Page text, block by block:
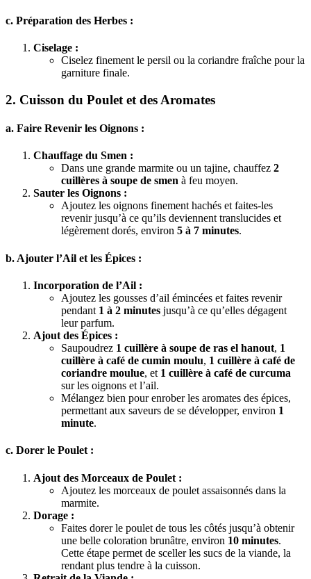
c. Préparation des Herbes :
Ciselage :
Ciselez finement le persil ou la coriandre fraîche pour la
garniture finale.
2. Cuisson du Poulet et des Aromates
a. Faire Revenir les Oignons :
Chauffage du Smen :
Dans une grande marmite ou un tajine, chauffez 2
cuillères à soupe de smen à feu moyen.
Sauter les Oignons :
Ajoutez les oignons finement hachés et faites-les
revenir jusqu’à ce qu’ils deviennent translucides et
légèrement dorés, environ 5 à 7 minutes.
b. Ajouter l’Ail et les Épices :
Incorporation de l’Ail :
Ajoutez les gousses d’ail émincées et faites revenir
pendant 1 à 2 minutes jusqu’à ce qu’elles dégagent
leur parfum.
Ajout des Épices :
Saupoudrez 1 cuillère à soupe de ras el hanout, 1
cuillère à café de cumin moulu, 1 cuillère à café de
coriandre moulue, et 1 cuillère à café de curcuma
sur les oignons et l’ail.
Mélangez bien pour enrober les aromates des épices,
permettant aux saveurs de se développer, environ 1
minute.
c. Dorer le Poulet :
Ajout des Morceaux de Poulet :
Ajoutez les morceaux de poulet assaisonnés dans la
marmite.
Dorage :
Faites dorer le poulet de tous les côtés jusqu’à obtenir
une belle coloration brunâtre, environ 10 minutes.
Cette étape permet de sceller les sucs de la viande, la
rendant plus tendre à la cuisson.